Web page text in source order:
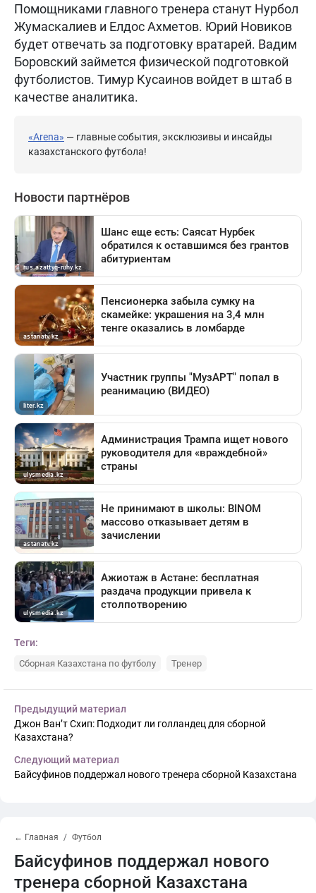
Помощниками главного тренера станут Нурбол
Жумаскалиев и Елдос Ахметов. Юрий Новиков
будет отвечать за подготовку вратарей. Вадим
Боровский займется физической подготовкой
футболистов. Тимур Кусаинов войдет в штаб в
качестве аналитика.
«Arena» — главные события, эксклюзивы и инсайды
казахстанского футбола!
Теги:
Сборная Казахстана по футболу Тренер
Предыдущий материал
Джон Ван’т Схип: Подходит ли голландец для сборной
Казахстана?
Следующий материал
Байсуфинов поддержал нового тренера сборной Казахстана
← Главная Футбол
Байсуфинов поддержал нового
тренера сборной Казахстана